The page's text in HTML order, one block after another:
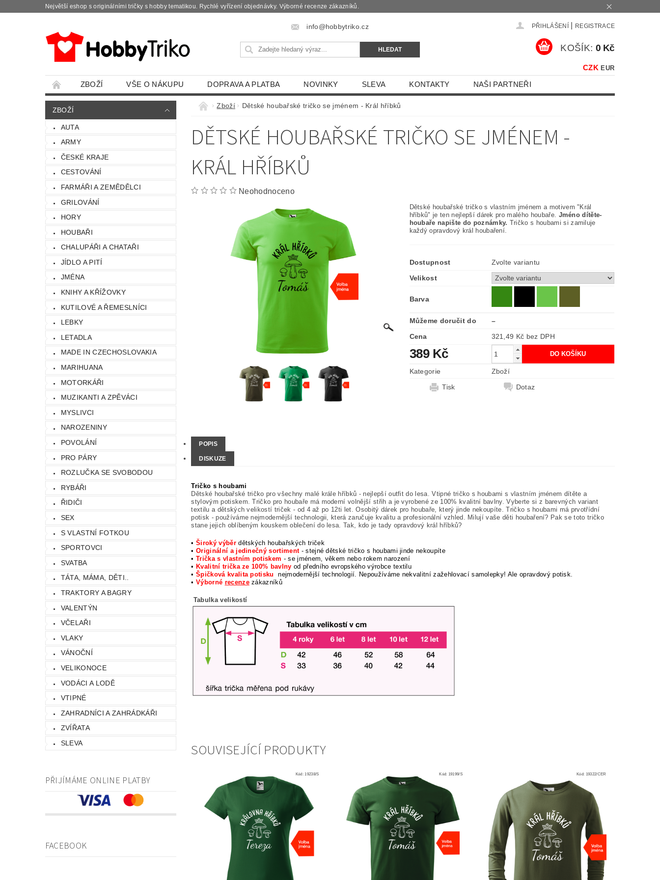
Největší eshop s originálními tričky s hobby tematikou. Rychlé vyřízení objednávky. Výborné recenze zákazníků.
info@hobbytriko.cz PŘIHLÁŠENÍ REGISTRACE
CZK EUR
KOŠÍK: 0 Kč
ZBOŽÍ VŠE O NÁKUPU DOPRAVA A PLATBA NOVINKY SLEVA KONTAKTY NAŠI PARTNEŘI
ZBOŽÍ
AUTA
ARMY
ČESKÉ KRAJE
CESTOVÁNÍ
FARMÁŘI A ZEMĚDĚLCI
GRILOVÁNÍ
HORY
HOUBAŘI
CHALUPÁŘI A CHATAŘI
JÍDLO A PITÍ
JMÉNA
KNIHY A KŘÍŽOVKY
KUTILOVÉ A ŘEMESLNÍCI
LEBKY
LETADLA
MADE IN CZECHOSLOVAKIA
MARIHUANA
MOTORKÁŘI
MUZIKANTI A ZPĚVÁCI
MYSLIVCI
NAROZENINY
POVOLÁNÍ
PRO PÁRY
ROZLUČKA SE SVOBODOU
RYBÁŘI
ŘIDIČI
SEX
S VLASTNÍ FOTKOU
SPORTOVCI
SVATBA
TÁTA, MÁMA, DĚTI..
TRAKTORY A BAGRY
VALENTÝN
VČELAŘI
VLAKY
VÁNOČNÍ
VELIKONOCE
VODÁCI A LODĚ
VTIPNÉ
ZAHRADNÍCI A ZAHRÁDKÁŘI
ZVÍŘATA
SLEVA
PŘIJÍMÁME ONLINE PLATBY
FACEBOOK
Zboží Dětské houbařské tričko se jménem - Král hříbků
DĚTSKÉ HOUBAŘSKÉ TRIČKO SE JMÉNEM -
KRÁL HŘÍBKŮ
Neohodnoceno
Dětské houbařské tričko s vlastním jménem a motivem "Král
hříbků" je ten nejlepší dárek pro malého houbaře. Jméno dítěte-
houbaře napište do poznámky. Tričko s houbami si zamiluje
každý opravdový král houbaření.
Dostupnost
Zvolte variantu
Velikost
Barva
Můžeme doručit do
–
Cena
321,49 Kč bez DPH
389 Kč
Kategorie
Zboží
Tisk
Dotaz
POPIS
DISKUZE
Tričko s houbami
Dětské houbařské tričko pro všechny malé krále hříbků - nejlepší outfit do lesa. Vtipné tričko s houbami s vlastním jménem dítěte a
stylovým potiskem. Tričko pro houbaře má moderní volnější střih a je vyrobené ze 100% kvalitní bavlny. Vyberte si z barevných variant
textilu a dětských velikostí triček - od 4 až po 12ti let. Osobitý dárek pro houbaře, který jinde nekoupíte. Tričko s houbami má prvotřídní
potisk - používáme nejmodernější technologii, která zaručuje kvalitu a profesionální vzhled. Milují vaše děti houbaření? Pak se toto tričko
stane jejich oblíbeným kouskem oblečení do lesa. Tak, kdo je tady opravdový král hříbků?
•Široký výběrdětských houbařských triček
•Originální a jedinečný sortiment - stejné dětské tričko s houbami jinde nekoupíte
•Trička s vlastním potiskem - se jménem, věkem nebo rokem narození
•Kvalitní trička ze 100% bavlny od předního evropského výrobce textilu
•Špičková kvalita potisku
nejmodernější technologií. Nepoužíváme nekvalitní zažehlovací samolepky! Ale opravdový potisk.
•Výborné recenzezákazníků
Tabulka velikostí
SOUVISEJÍCÍ PRODUKTY
Kód:19238/S Kód: 19199/S Kód: 19322/CER